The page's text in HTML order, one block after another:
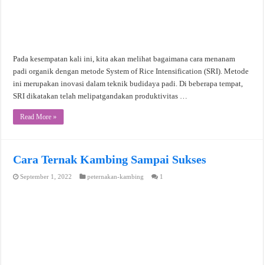
Pada kesempatan kali ini, kita akan melihat bagaimana cara menanam
padi organik dengan metode System of Rice Intensification (SRI). Metode
ini merupakan inovasi dalam teknik budidaya padi. Di beberapa tempat,
SRI dikatakan telah melipatgandakan produktivitas …
Read More »
Cara Ternak Kambing Sampai Sukses
September 1, 2022 peternakan-kambing 1